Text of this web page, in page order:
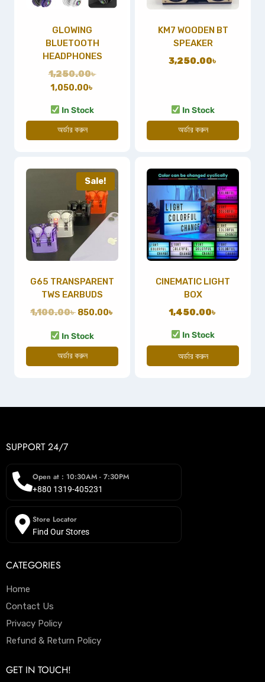
GLOWING
BLUETOOTH
HEADPHONES
1,250.00৳
1,050.00৳
In Stock
অর্ডার করুন
KM7 WOODEN BT
SPEAKER
3,250.00৳
In Stock
অর্ডার করুন
Sale!
G65 TRANSPARENT
TWS EARBUDS
1,100.00৳ 850.00৳
In Stock
অর্ডার করুন
CINEMATIC LIGHT
BOX
1,450.00৳
In Stock
অর্ডার করুন
SUPPORT 24/7
Open at : 10:30AM - 7:30PM
+880 1319-405231
Store Locator
Find Our Stores
CATEGORIES
Home
Contact Us
Privacy Policy
Refund & Return Policy
GET IN TOUCH!